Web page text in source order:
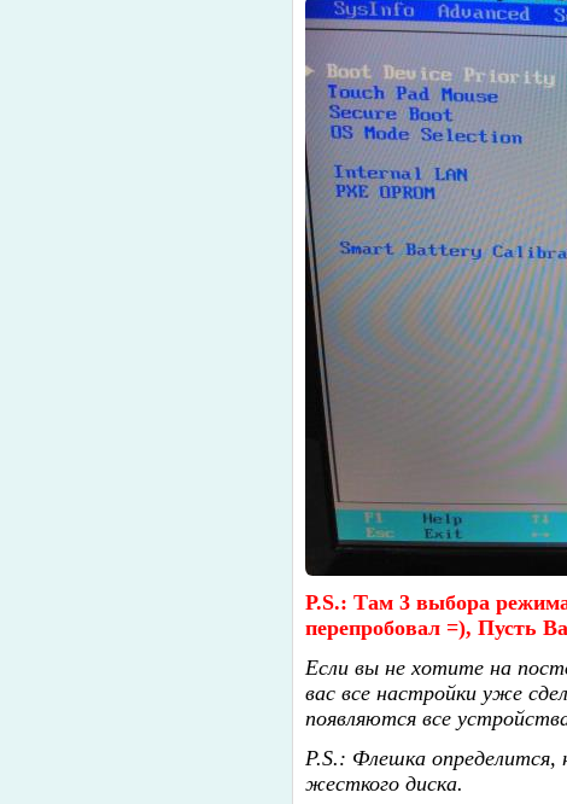
P.S.: Там 3 выбора
перепробовал =), Пусть
Если вы не хотите на
вас все настройки уже
появляются все
P.S.: Флешка
жесткого диска.